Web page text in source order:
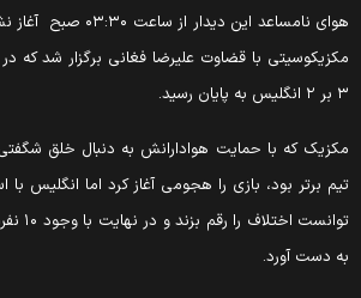
هوای نامساعد این دیدار از
با قضاوت علیرضا فغانی برگزار شد که در
که با حمایت هوادارانش به دنبال خلق
برتر بود، بازی را هجومی آغاز کرد اما انگلیس با
توانست
دست آورد.